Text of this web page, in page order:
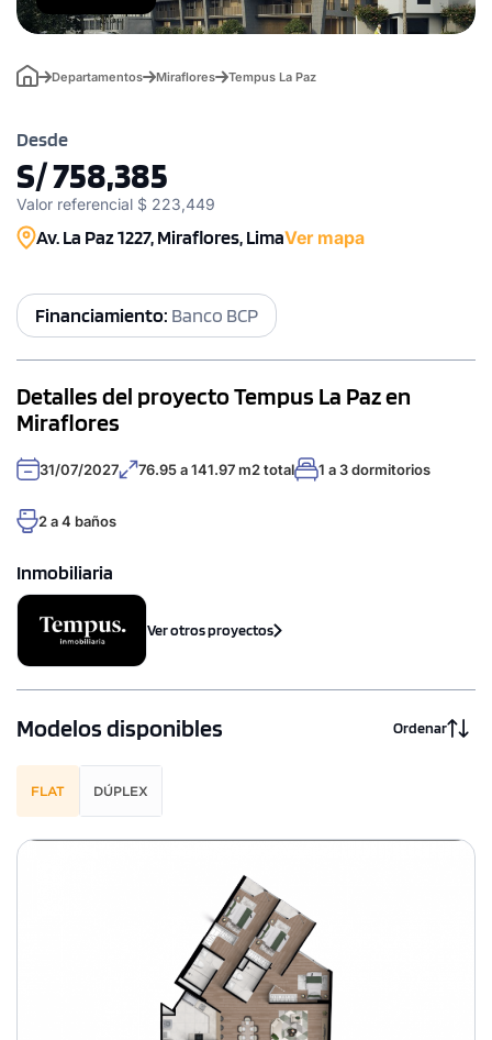
Departamentos Miraflores Tempus La Paz
Desde
S/ 758,385
Valor referencial $ 223,449
Av. La Paz 1227, Miraflores, LimaVer mapa
Financiamiento: Banco BCP
Detalles del proyecto Tempus La Paz en
Miraflores
31/07/2027 76.95 a 141.97 m2 total 1 a 3 dormitorios
2 a 4 baños
Inmobiliaria
Ver otros proyectos
Modelos disponibles Ordenar
FLAT DÚPLEX